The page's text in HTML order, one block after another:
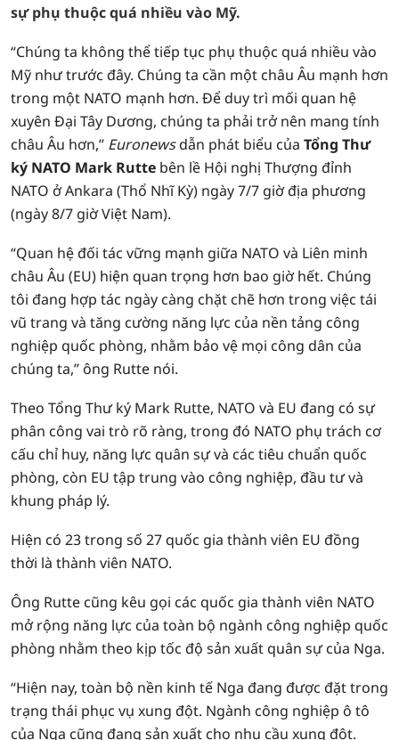
sự phụ thuộc quá nhiều vào Mỹ.
“Chúng ta không thể tiếp tục phụ thuộc quá nhiều vào
Mỹ như trước đây. Chúng ta cần một châu Âu mạnh hơn
trong một NATO mạnh hơn. Để duy trì mối quan hệ
xuyên Đại Tây Dương, chúng ta phải trở nên mang tính
châu Âu hơn,” Euronewsdẫn phát biểu của Tổng Thư
ký NATO Mark Rutte bên lề Hội nghị Thượng đỉnh
NATO ở Ankara (Thổ Nhĩ Kỳ) ngày 7/7 giờ địa phương
(ngày 8/7 giờ Việt Nam).
“Quan hệ đối tác vững mạnh giữa NATO và Liên minh
châu Âu (EU) hiện quan trọng hơn bao giờ hết. Chúng
tôi đang hợp tác ngày càng chặt chẽ hơn trong việc tái
vũ trang và tăng cường năng lực của nền tảng công
nghiệp quốc phòng, nhằm bảo vệ mọi công dân của
chúng ta,” ông Rutte nói.
Theo Tổng Thư ký Mark Rutte, NATO và EU đang có sự
phân công vai trò rõ ràng, trong đó NATO phụ trách cơ
cấu chỉ huy, năng lực quân sự và các tiêu chuẩn quốc
phòng, còn EU tập trung vào công nghiệp, đầu tư và
khung pháp lý.
Hiện có 23 trong số 27 quốc gia thành viên EU đồng
thời là thành viên NATO.
Ông Rutte cũng kêu gọi các quốc gia thành viên NATO
mở rộng năng lực của toàn bộ ngành công nghiệp quốc
phòng nhằm theo kịp tốc độ sản xuất quân sự của Nga.
“Hiện nay, toàn bộ nền kinh tế Nga đang được đặt trong
trạng thái phục vụ xung đột. Ngành công nghiệp ô tô
của Nga cũng đang sản xuất cho nhu cầu xung đột.